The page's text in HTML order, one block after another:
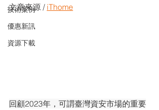
技術案例
優惠新訊
資源下載
文章來源 / iThome
回顧2023年，可謂臺灣資安市場的重要